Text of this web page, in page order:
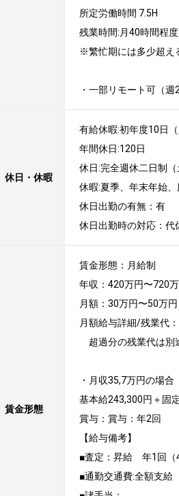
所定労働時間 7.5H
残業時間:月40時間程度
※繁忙期には多少超え
・一部リモート可（週
休日・休暇
有給休暇:初年度10日
年間休日:120日
休日:完全週休二日制
休暇:夏季、年末年始、
休日出勤の有無：有
休日出勤時の対応：代
賃金形態
賃金形態：月給制
年収：420万円〜720
月額：30万円〜50万円
月額給与詳細/残業代
超過分の残業代は別
・月収35,7万円の場合
基本給243,300円＋固
賞与：賞与：年2回
【給与備考】
■査定：昇給　年1回（
■通勤交通費:全額支給